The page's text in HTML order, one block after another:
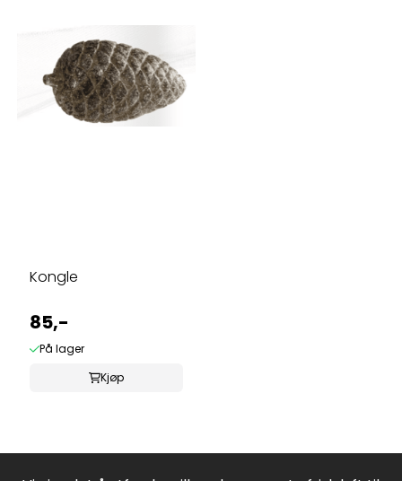
Kongle
85,-
På lager
Kjøp